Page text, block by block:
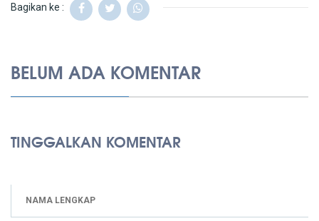
Bagikan ke :
BELUM ADA KOMENTAR
TINGGALKAN KOMENTAR